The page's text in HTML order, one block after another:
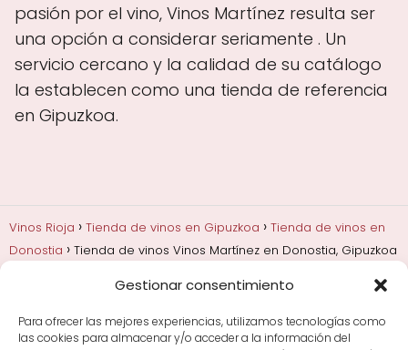
Gestionar consentimiento
Para ofrecer las mejores experiencias, utilizamos tecnologías como
las cookies para almacenar y/o acceder a la información del
pasión por el vino, Vinos Martínez resulta ser
una opción a considerar seriamente . Un
servicio cercano y la calidad de su catálogo
la establecen como una tienda de referencia
en Gipuzkoa.
Vinos Rioja Tienda de vinos en Gipuzkoa
Tienda de vinos en
Donostia
Tienda de vinos Vinos Martínez en Donostia, Gipuzkoa
Añadas, crianza y guarda
Bodegas y marcas de
Comprar vino
Rioja y guías de regalo
Cultura del vino y